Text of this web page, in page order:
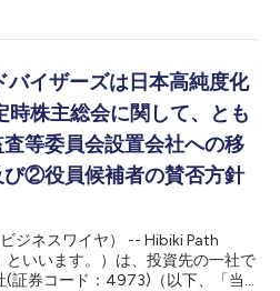
取得を開始し、運用をして参りま
して積極的にエンゲージメントも
、2025年9月10日には、カロン
る公開買付価格1,960円、株式時
付（TOB）が発表されました。こ
家によるMBOという位置づけと
ては、この度の創業家とCVCによ
関し、先ずは一株主として純粋に
在の構造改革をやり切り、将来の
、様々な知見を有するプライベー
...
バイザーズは日本高純度化
株主総会に関して、とも
等委員会設置会社への移
②役員候補者の賛否方針
ジネスワイヤ） -- Hibiki Path
いいます。）は、投資先の一社で
(証券コード：4973)（以下、「当